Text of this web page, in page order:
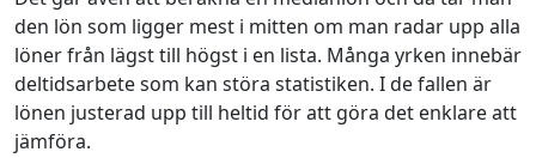
den lön som ligger mest i mitten om man radar upp alla
löner från lägst till högst i en lista. Många yrken innebär
deltidsarbete som kan störa statistiken. I de fallen är
lönen justerad upp till heltid för att göra det enklare att
jämföra.